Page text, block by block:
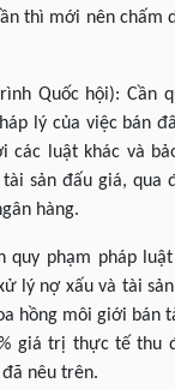
thì mới nên chấm
Quốc hội): Cần
lý của việc bán
các luật khác và
sản đấu giá, qua
hàng.
quy phạm pháp
lý nợ xấu và tài
hồng môi giới bán
giá trị thực tế thu
nêu trên.